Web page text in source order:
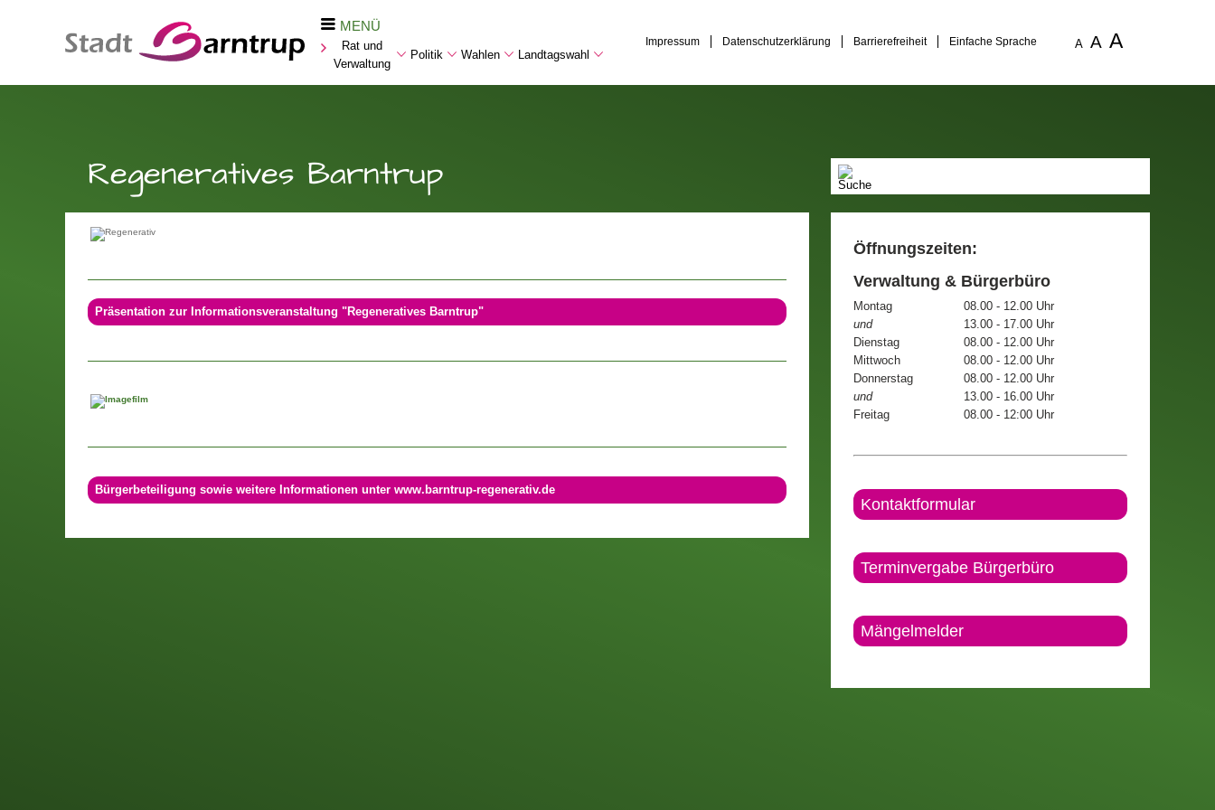
MENÜ
Rat und
Verwaltung
Politik Wahlen Landtagswahl
Impressum Datenschutzerklärung Barrierefreiheit Einfache Sprache A A A
Regeneratives Barntrup
Präsentation zur Informationsveranstaltung "Regeneratives Barntrup"
Bürgerbeteiligung sowie weitere Informationen unter www.barntrup-regenerativ.de
Öffnungszeiten:
Verwaltung & Bürgerbüro
Montag
08.00 - 12.00 Uhr
und
13.00 - 17.00 Uhr
Dienstag
08.00 - 12.00 Uhr
Mittwoch
08.00 - 12.00 Uhr
Donnerstag
08.00 - 12.00 Uhr
und
13.00 - 16.00 Uhr
Freitag
08.00 - 12:00 Uhr
Kontaktformular
Terminvergabe Bürgerbüro
Mängelmelder